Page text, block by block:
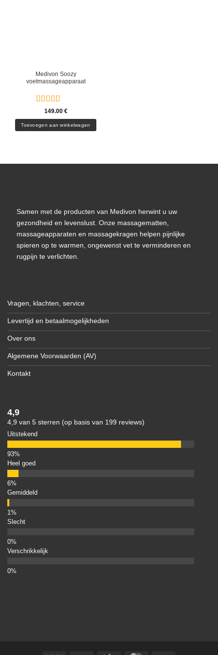
Medivon Soozy
voetmassageapparaat
Gewaardeerd
5uit 5
149.00 €
Toevoegen aan winkelwagen
Samen met de producten van Medivon herwint u uw
gezondheid en levenslust. Onze massagematten,
massageapparaten en massagekragen helpen pijnlijke
spieren op te warmen, ongewenst vet te verminderen en
rugpijn te verlichten.
Vragen, klachten, service
Levertijd en betaalmogelijkheden
Over ons
Algemene Voorwaarden (AV)
Kontakt
4,9
4,9 van 5 sterren (op basis van 199 reviews)
Uitstekend
Heel goed
Gemiddeld
Slecht
Verschrikkelijk